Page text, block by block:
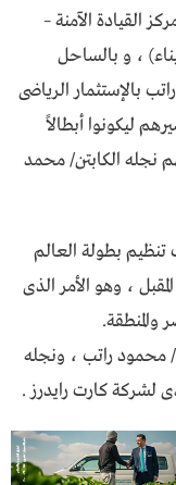
القيادة الآمنة –
، و بالساحل
بالإستثمار الرياضى
ليكونوا أبطالاً
نجله الكابتن/ محمد
بطولة العالم
لسباقات “إيزى كارت” للكارتينج لموسم 2026 المقبل ، وهو الأمر الذى
محمود راتب ، ونجله
لشركة كارت رايدرز .